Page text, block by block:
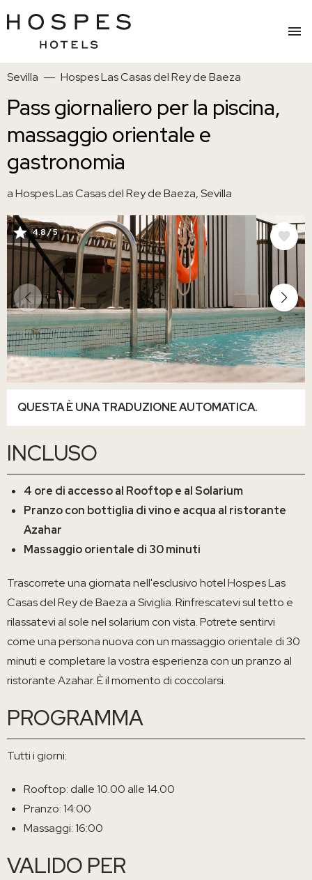
Salta
contenuto
principale
Sevilla Hospes Las Casas del Rey de Baeza
Pass giornaliero per la piscina,
massaggio orientale e
gastronomia
a Hospes Las Casas del Rey de Baeza, Sevilla
IMMAGINE
4.8 / 5
QUESTA È UNA TRADUZIONE AUTOMATICA.
INCLUSO
4 ore di accesso al Rooftop e al Solarium
Pranzo con bottiglia di vino e acqua al ristorante
Azahar
Massaggio orientale di 30 minuti
Trascorrete una giornata nell'esclusivo hotel Hospes Las
Casas del Rey de Baeza a Siviglia. Rinfrescatevi sul tetto e
rilassatevi al sole nel solarium con vista. Potrete sentirvi
come una persona nuova con un massaggio orientale di 30
minuti e completare la vostra esperienza con un pranzo al
ristorante Azahar. È il momento di coccolarsi.
PROGRAMMA
Tutti i giorni:
Rooftop: dalle 10.00 alle 14.00
Pranzo: 14:00
Massaggi: 16:00
VALIDO PER